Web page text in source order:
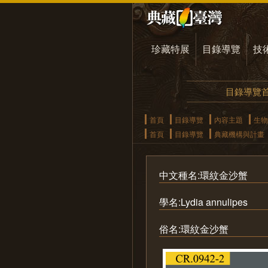
珍藏特展 目錄導覽 技
目錄導覽
首頁 目錄導覽 內容主題
生物
首頁
目錄導覽 典藏機構與計畫
中文種名:環紋金沙蟹
學名:Lydia annulipes
俗名:環紋金沙蟹